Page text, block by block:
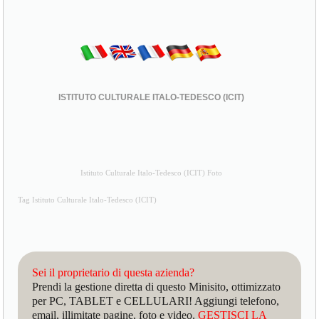
ISTITUTO CULTURALE ITALO-TEDESCO (ICIT)
Istituto Culturale Italo-Tedesco (ICIT) Foto
Tag Istituto Culturale Italo-Tedesco (ICIT)
Sei il proprietario di questa azienda?
Prendi la gestione diretta di questo Minisito, ottimizzato
per PC, TABLET e CELLULARI! Aggiungi telefono,
email, illimitate pagine, foto e video.GESTISCI LA